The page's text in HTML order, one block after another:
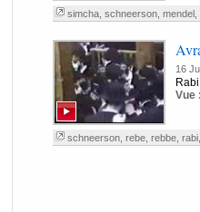
simcha, schneerson, mendel,
16
Vue :
schneerson, rebe, rebbe, rabi,